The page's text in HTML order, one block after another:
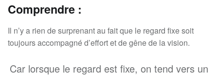
Comprendre :
Il n’y a rien de surprenant au fait que le regard fixe soit
toujours accompagné d’effort et de gêne de la vision.
Car lorsque le regard est fixe, on tend vers un